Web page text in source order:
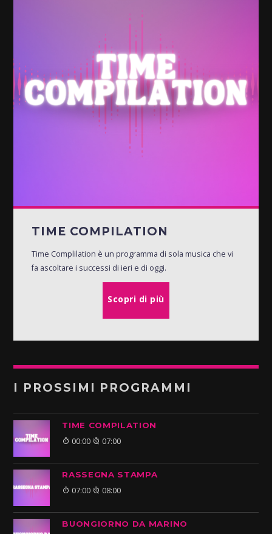
TIME COMPILATION
Time Complilation è un programma di sola musica che vi
fa ascoltare i successi di ieri e di oggi.
Scopri di più
I PROSSIMI PROGRAMMI
TIME COMPILATION
00:00 07:00
RASSEGNA STAMPA
07:00 08:00
BUONGIORNO DA MARINO